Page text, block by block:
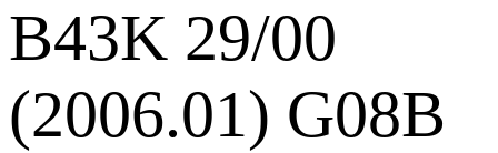
B43K 29/00
(2006.01) G08B